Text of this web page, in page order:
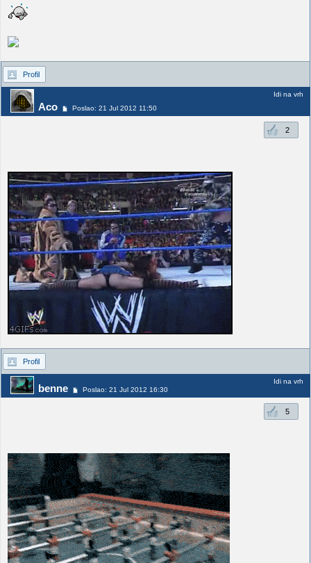
Profil
Aco Poslao: 21 Jul 2012 11:50
Idi na vrh
2
Profil
benne Poslao: 21 Jul 2012 16:30
Idi na vrh
5